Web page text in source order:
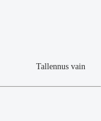
Tallennus vain